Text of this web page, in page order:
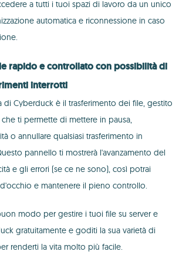
a tutti i tuoi spazi di lavoro da un unico
automatica e riconnessione in caso
rapido e controllato con possibilità di
interrotti
di Cyberduck è il trasferimento dei file, gestito
ti permette di mettere in pausa,
o annullare qualsiasi trasferimento in
pannello ti mostrerà l'avanzamento del
e gli errori (se ce ne sono), così potrai
e mantenere il pieno controllo.
modo per gestire i tuoi file su server e
gratuitamente e goditi la sua varietà di
renderti la vita molto più facile.